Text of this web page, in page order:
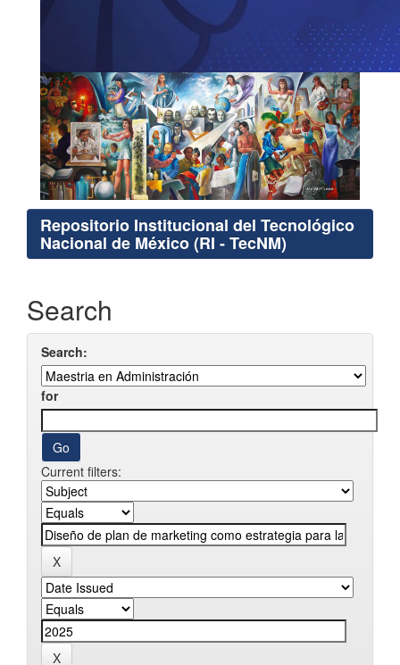
Repositorio Institucional del Tecnológico
Nacional de México (RI - TecNM)
Search
Search:
for
Current filters: